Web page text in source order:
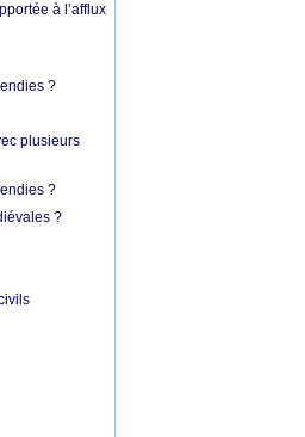
à l’afflux
?
plusieurs
?
?